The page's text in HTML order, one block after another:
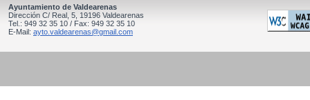
Ayuntamiento de Valdearenas
Dirección C/ Real, 5, 19196 Valdearenas
Tel.: 949 32 35 10 / Fax: 949 32 35 10
E-Mail: ayto.valdearenas@gmail.com